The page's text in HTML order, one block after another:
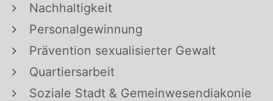
Nachhaltigkeit
Personalgewinnung
Prävention sexualisierter Gewalt
Quartiersarbeit
Soziale Stadt & Gemeinwesendiakonie